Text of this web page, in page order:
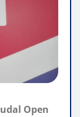
Open